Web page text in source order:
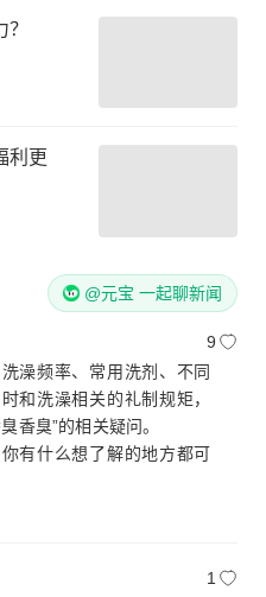
利更
@元宝 一起聊新闻
9
澡频率、常用洗剂、不同
和洗澡相关的礼制规矩，
香臭”的相关疑问。
有什么想了解的地方都可
1